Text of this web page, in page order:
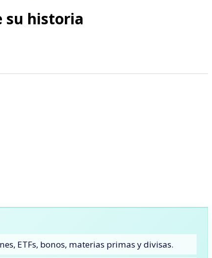
su historia
ETFs, bonos, materias primas y divisas.